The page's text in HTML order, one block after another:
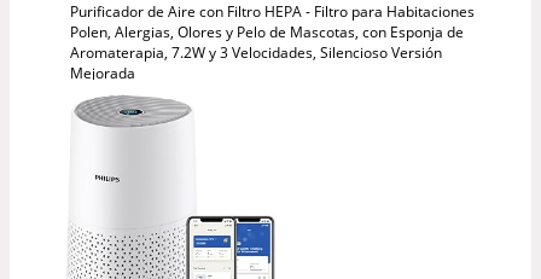
Purificador de Aire con Filtro HEPA - Filtro para Habitaciones
Polen, Alergias, Olores y Pelo de Mascotas, con Esponja de
Aromaterapia, 7.2W y 3 Velocidades, Silencioso Versión
Mejorada